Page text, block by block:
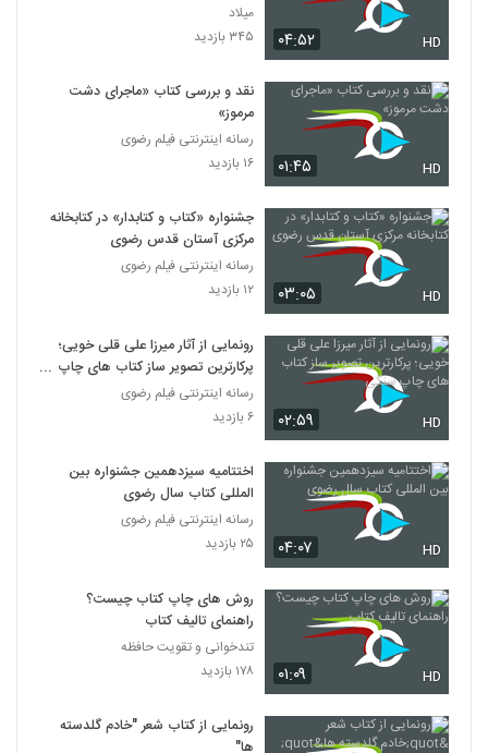
۰۴:۵۲ HD
میلاد
۳۴۵ بازدید
۰۱:۴۵ HD
نقد و بررسی کتاب «ماجرای دشت
مرموز»
رسانه اینترنتی فیلم رضوی
۱۶ بازدید
۰۳:۰۵ HD
جشنواره «کتاب و کتابدار» در کتابخانه
مرکزی آستان قدس رضوی
رسانه اینترنتی فیلم رضوی
۱۲ بازدید
۰۲:۵۹ HD
رونمایی از آثار میرزا علی قلی خویی؛
پرکارترین تصویر ساز کتاب های چاپ
سنگی
رسانه اینترنتی فیلم رضوی
۶ بازدید
۰۴:۰۷ HD
اختتامیه سیزدهمین جشنواره بین
المللی کتاب سال رضوی
رسانه اینترنتی فیلم رضوی
۲۵ بازدید
۰۱:۰۹ HD
روش های چاپ کتاب چیست؟
راهنمای تالیف کتاب
تندخوانی و تقویت حافظه
۱۷۸ بازدید
رونمایی از کتاب شعر "خادم گلدسته
ها"